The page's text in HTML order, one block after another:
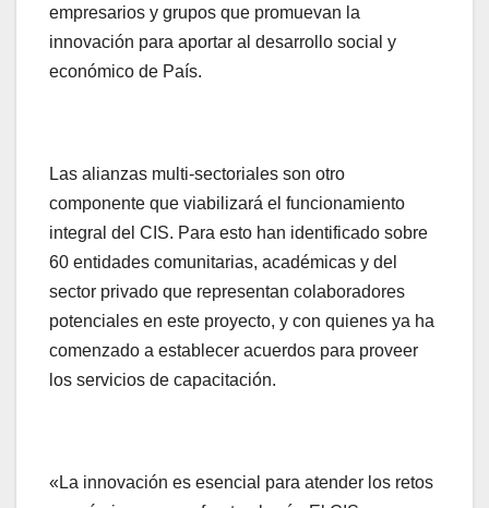
empresarios y grupos que promuevan la
innovación para aportar al desarrollo social y
económico de País.
Las alianzas multi-sectoriales son otro
componente que viabilizará el funcionamiento
integral del CIS. Para esto han identificado sobre
60 entidades comunitarias, académicas y del
sector privado que representan colaboradores
potenciales en este proyecto, y con quienes ya ha
comenzado a establecer acuerdos para proveer
los servicios de capacitación.
«La innovación es esencial para atender los retos